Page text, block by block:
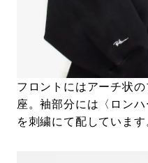
フロントにはアーチ状
座。袖部分には〈ロン
を刺繍にて配しています